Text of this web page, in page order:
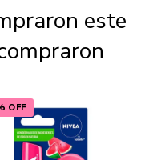
este
OFF